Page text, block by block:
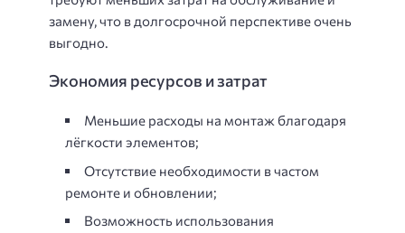
замену, что в долгосрочной перспективе очень
выгодно.
Экономия ресурсов и затрат
Меньшие расходы на монтаж благодаря
лёгкости элементов;
Отсутствие необходимости в частом
ремонте и обновлении;
Возможность использования